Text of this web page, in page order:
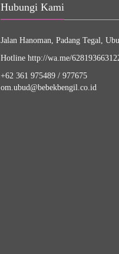
Hubungi Kami
Jalan Hanoman, Padang Tegal,
Hotline http://wa.me/
+62 361 975489 / 977675
om.ubud@bebekbengil.co.id